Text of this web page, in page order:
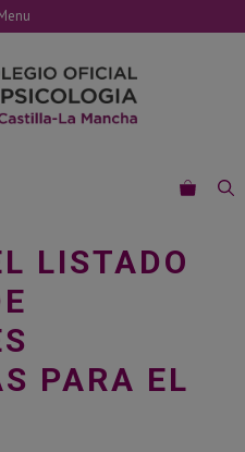
LISTADO
PARA EL